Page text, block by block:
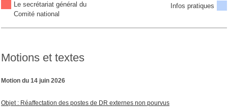
Le secrétariat général du
Comité national
Infos pratiques
Motions et textes
Motion du 14 juin 2026
Objet : Réaffectation des postes de DR externes non pourvus